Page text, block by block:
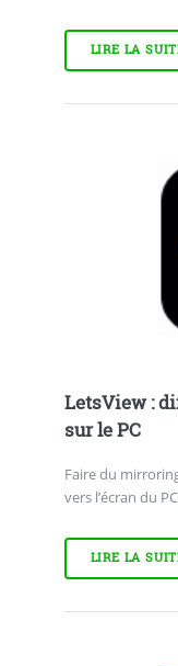
LIRE LA
LetsView :
sur le PC
Faire du
vers l’écran du
LIRE LA